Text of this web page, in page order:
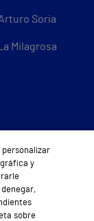
Soria
Milagrosa
personalizar
y
sobre